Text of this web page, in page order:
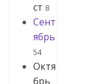
ст 8
Сент
ябрь
54
Октя
брь